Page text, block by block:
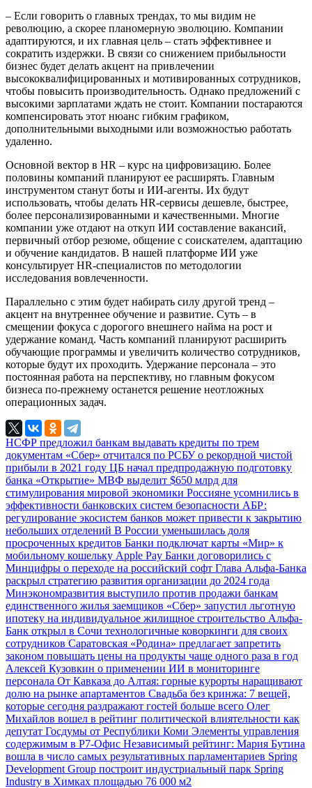
– Если говорить о главных трендах, то мы видим не
революцию, а скорее планомерную эволюцию. Компании
адаптируются, и их главная цель – стать эффективнее и
сократить издержки. В связи со снижением прибыльности
бизнес будет делать акцент на привлечении
высококвалифицированных и мотивированных сотрудников,
чтобы повысить производительность. Однако предложений с
высокими зарплатами ждать не стоит. Компании постараются
компенсировать этот нюанс гибким графиком,
дополнительными выходными или возможностью работать
удаленно.
Основной вектор в HR – курс на цифровизацию. Более
половины компаний планируют ее расширять. Главным
инструментом станут боты и ИИ-агенты. Их будут
использовать, чтобы делать HR-сервисы дешевле, быстрее,
более персонализированными и качественными. Многие
компании уже отдают на откуп ИИ составление вакансий,
первичный отбор резюме, общение с соискателем, адаптацию
и обучение кандидатов. В нашей платформе ИИ уже
консультирует HR-специалистов по методологии
исследования вовлеченности.
Параллельно с этим будет набирать силу другой тренд –
акцент на внутреннее обучение и развитие. Суть – в
смещении фокуса с дорогого внешнего найма на рост и
удержание команд. Часть компаний планируют расширить
обучающие программы и увеличить количество сотрудников,
которые будут их проходить. Удержание персонала – это
постоянная работа на перспективу, но главным фокусом
бизнеса по-прежнему останется решение неотложных
операционных задач.
НСФР предложил банкам выдавать кредиты по трем
документам «Сбер» отчитался по РСБУ о рекордной чистой
прибыли в 2021 году ЦБ начал предпродажную подготовку
банка «Открытие» МВФ выделит $650 млрд для
стимулирования мировой экономики Россияне усомнились в
эффективности банковских систем безопасности АБР:
регулирование экосистем банков может привести к закрытию
небольших отделений В России уменьшилась доля
просроченных кредитов Банки подключат карты «Мир» к
мобильному кошельку Apple Pay Банки договорились с
Минцифры о переходе на российский софт Глава Альфа-Банка
раскрыл стратегию развития организации до 2024 года
Минэкономразвития выступило против продажи банкам
единственного жилья заемщиков «Сбер» запустил льготную
ипотеку на индивидуальное жилищное строительство Альфа-
Банк открыл в Сочи технологичные коворкинги для своих
сотрудников Саратовская «Родина» предлагает запретить
законом повышать цены на продукты чаще одного раза в год
Алексей Кузовкин о применении ИИ в мониторинге
персонала От Кавказа до Алтая: горные курорты наращивают
долю на рынке апартаментов Свадьба без кринжа: 7 вещей,
которые сегодня раздражают гостей больше всего Олег
Михайлов вошел в рейтинг политической влиятельности как
депутат Госдумы от Республики Коми Элементы управления
содержимым в Р7-Офис Независимый рейтинг: Мария Бутина
вошла в число самых результативных парламентариев Spring
Development Group построит индустриальный парк Spring
Industry в Химках площадью 76 000 м2